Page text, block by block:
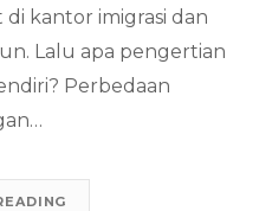
kantor imigrasi dan
Lalu apa pengertian
Perbedaan